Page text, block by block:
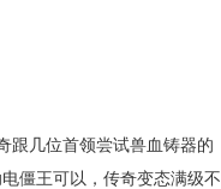
跟几位首领尝试兽血铸器的
僵王可以，传奇变态满级不